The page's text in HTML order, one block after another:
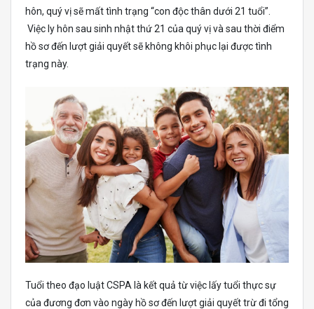
hôn, quý vị sẽ mất tình trạng “con độc thân dưới 21 tuổi”.
Việc ly hôn sau sinh nhật thứ 21 của quý vị và sau thời điểm
hồ sơ đến lượt giải quyết sẽ không khôi phục lại được tình
trạng này.
Tuổi theo đạo luật CSPA là kết quả từ việc lấy tuổi thực sự
của đương đơn vào ngày hồ sơ đến lượt giải quyết trừ đi tổng